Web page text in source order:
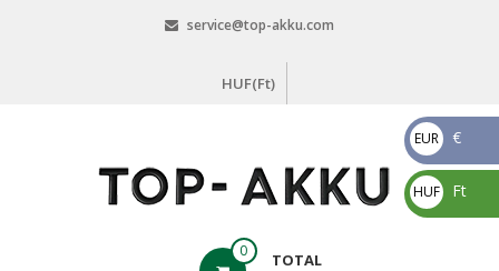
service@top-akku.com
HUF(Ft)
0 TOTAL
EUR
€
€
HUF
Ft
Ft